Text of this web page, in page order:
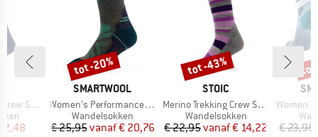
Tech
prijs
MERK
SMARTWOOL
Artikel
Women's Performance Hike Light Cushion Mid Crew
Productgroep
Wandelsokken
Prijs
€ 25,95 Verlaagde prijs
vanaf€ 20,76
Korting
tot -20%
MERK
STOIC
Artikel
Merino Trekking Crew Socks Stripes
Productgroep
Wandelsokken
Prijs
€ 22,95 Verlaagde prijs
vanaf€ 14,22
Korting
tot -43%
Artikel
Women's Hike
€ 23,95